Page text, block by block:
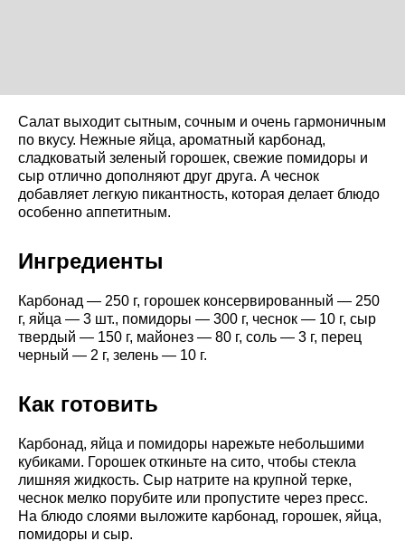
Салат выходит сытным, сочным и очень гармоничным
по вкусу. Нежные яйца, ароматный карбонад,
сладковатый зеленый горошек, свежие помидоры и
сыр отлично дополняют друг друга. А чеснок
добавляет легкую пикантность, которая делает блюдо
особенно аппетитным.
Ингредиенты
Карбонад — 250 г, горошек консервированный — 250
г, яйца — 3 шт., помидоры — 300 г, чеснок — 10 г, сыр
твердый — 150 г, майонез — 80 г, соль — 3 г, перец
черный — 2 г, зелень — 10 г.
Как готовить
Карбонад, яйца и помидоры нарежьте небольшими
кубиками. Горошек откиньте на сито, чтобы стекла
лишняя жидкость. Сыр натрите на крупной терке,
чеснок мелко порубите или пропустите через пресс.
На блюдо слоями выложите карбонад, горошек, яйца,
помидоры и сыр.